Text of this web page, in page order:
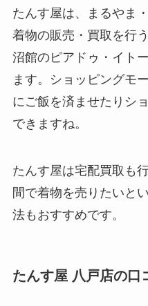
たんす屋は、まるやま
着物の販売・買取を行
沼館のピアドゥ・イト
ます。ショッピングモ
にご飯を済ませたりシ
できますね。
たんす屋は宅配買取も
間で着物を売りたいと
法もおすすめです。
たんす屋 八戸店の口